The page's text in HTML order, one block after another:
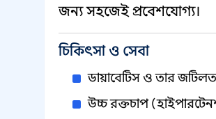
জন্য সহজেই প্রবেশযোগ্য।
চিকিৎসা ও সেবা
ডায়াবেটিস ও তার
উচ্চ রক্তচাপ